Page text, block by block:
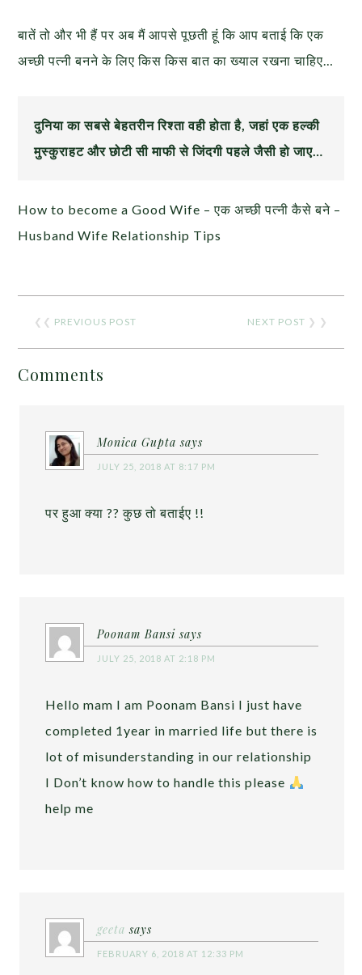
बातें तो और भी हैं पर अब मैं आपसे पूछती हूं कि आप बताई कि एक
अच्छी पत्नी बनने के लिए किस किस बात का ख्याल रखना चाहिए…
दुनिया का सबसे बेहतरीन रिश्ता वही होता है, जहां एक हल्की
मुस्कुराहट और छोटी सी माफी से जिंदगी पहले जैसी हो जाए…
How to become a Good Wife – एक अच्छी पत्नी कैसे बने –
Husband Wife Relationship Tips
❮❮ PREVIOUS POST NEXT POST ❯ ❯
Comments
Monica Gupta says
JULY 25, 2018 AT 8:17 PM
पर हुआ क्या ?? कुछ तो बताईए !!
Poonam Bansi says
JULY 25, 2018 AT 2:18 PM
Hello mam I am Poonam Bansi I just have
completed 1year in married life but there is
lot of misunderstanding in our relationship
I Don’t know how to handle this please
help me
geeta says
FEBRUARY 6, 2018 AT 12:33 PM